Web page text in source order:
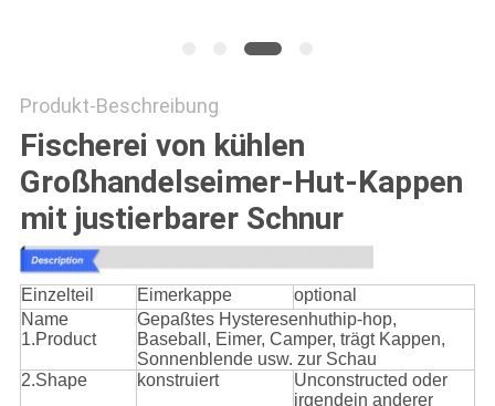
Produkt-Beschreibung
Fischerei von kühlen
Großhandelseimer-Hut-Kappen
mit justierbarer Schnur
Einzelteil Eimerkappe
optional
Name
1.Product
Gepaßtes Hysteresenhuthip-hop,
Baseball, Eimer, Camper, trägt Kappen,
Sonnenblende usw. zur Schau
2.Shape
konstruiert
Unconstructed oder
irgendein anderer